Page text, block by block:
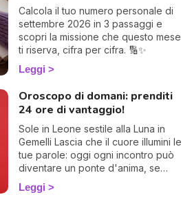
Calcola il tuo numero personale di
settembre 2026 in 3 passaggi e
scopri la missione che questo mese
ti riserva, cifra per cifra. 🔢✨
Leggi
Oroscopo di domani: prenditi
24 ore di vantaggio!
Sole in Leone sestile alla Luna in
Gemelli Lascia che il cuore illumini le
tue parole: oggi ogni incontro può
diventare un ponte d'anima, se
scegli di esprimerti con gioia e
autenticità.
Leggi